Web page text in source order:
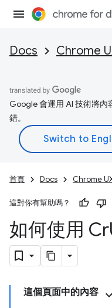
Docs Chrome
Google 會運用 AI 技術將內
錯。
首頁 Docs Chrome
這對你有幫助嗎？
如何使用 Cr
這個頁面中的內容